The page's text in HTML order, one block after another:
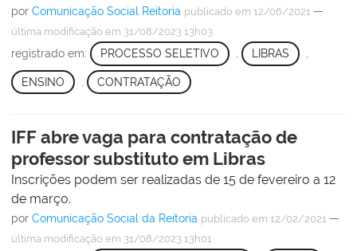
por Comunicação Social Reitoria publicado em 12/06/2021 —
última modificação em 31/08/2023 13h03
registrado em: PROCESSO SELETIVO , LIBRAS ,
ENSINO CONTRATAÇÃO
IFF abre vaga para contratação de
professor substituto em Libras
Inscrições podem ser realizadas de 15 de fevereiro a 12
de março.
por Comunicação Social da Reitoria publicado em 12/02/2021 —
última modificação em 31/08/2023 13h01